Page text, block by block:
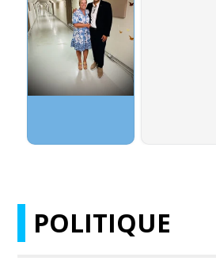
POLITIQUE